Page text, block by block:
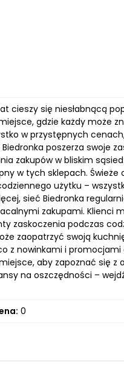
cieszy się niesłabnącą
gdzie każdy może
w przystępnych
poszerza swoje
zakupów w bliskim
w tych sklepach. Świeże
użytku –
sieć Biedronka
zakupami. Klienci
zaskoczenia podczas
zaopatrzyć swoją
z nowinkami i promocjami
aby zapoznać się z
na oszczędności –
0